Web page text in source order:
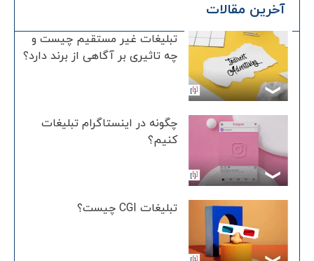
آخرین مقالات
تبلیغات غیر مستقیم چیست و
چه تاثیری بر آگاهی از برند دارد؟
چگونه در اینستاگرام تبلیغات
کنیم؟
تبلیغات CGI چیست؟